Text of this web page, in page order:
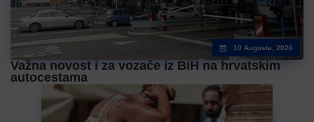
10 Augusta, 2026
Važna novost i za vozače iz BiH na hrvatskim
autocestama